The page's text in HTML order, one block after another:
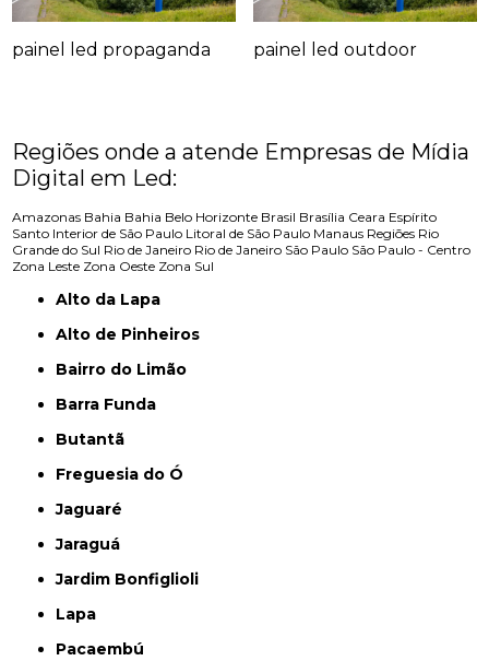
painel led propaganda painel led outdoor
Regiões onde a atende Empresas de Mídia
Digital em Led:
Amazonas Bahia Bahia Belo Horizonte Brasil Brasília Ceara Espírito
Santo Interior de São Paulo Litoral de São Paulo Manaus Regiões Rio
Grande do Sul Rio de Janeiro Rio de Janeiro São Paulo São Paulo - Centro
Zona Leste Zona Oeste Zona Sul
Alto da Lapa
Alto de Pinheiros
Bairro do Limão
Barra Funda
Butantã
Freguesia do Ó
Jaguaré
Jaraguá
Jardim Bonfiglioli
Lapa
Pacaembú